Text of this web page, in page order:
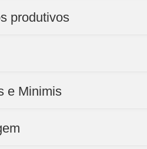
produtivos
e Minimis